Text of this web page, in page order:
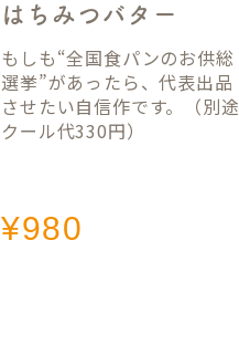
はちみつバター
¥980
もしも“全国食パンのお供総
選挙”があったら、代表出品
させたい自信作です。（別途
クール代330円）